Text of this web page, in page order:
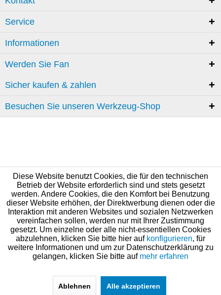
Service
Informationen
Werden Sie Fan
Sicher kaufen & zahlen
Besuchen Sie unseren Werkzeug-Shop
Diese Website benutzt Cookies, die für den technischen
Betrieb der Website erforderlich sind und stets gesetzt
werden. Andere Cookies, die den Komfort bei Benutzung
dieser Website erhöhen, der Direktwerbung dienen oder die
Interaktion mit anderen Websites und sozialen Netzwerken
vereinfachen sollen, werden nur mit Ihrer Zustimmung
gesetzt. Um einzelne oder alle nicht-essentiellen Cookies
abzulehnen, klicken Sie bitte hier auf konfigurieren, für
weitere Informationen und um zur Datenschutzerklärung zu
gelangen, klicken Sie bitte auf mehr erfahren
Ablehnen Alle akzeptieren